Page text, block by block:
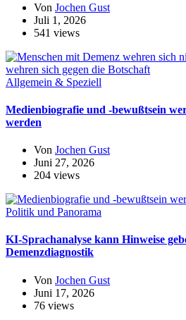
Von Jochen Gust
Juli 1, 2026
541 views
Allgemein & Speziell
Medienbiografie und -bewußtsein
werden
Von Jochen Gust
Juni 27, 2026
204 views
Politik und Panorama
KI-Sprachanalyse kann Hinweise
Demenzdiagnostik
Von Jochen Gust
Juni 17, 2026
76 views